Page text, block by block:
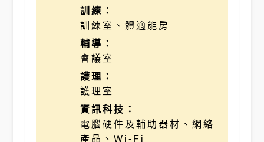
訓練：
訓練室、體適能房
輔導：
會議室
護理：
護理室
資訊科技：
電腦硬件及輔助器材、網絡
產品、Wi-Fi